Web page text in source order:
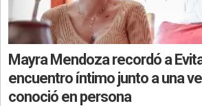
Mayra Mendoza recordó a
encuentro íntimo junto a una
conoció en persona